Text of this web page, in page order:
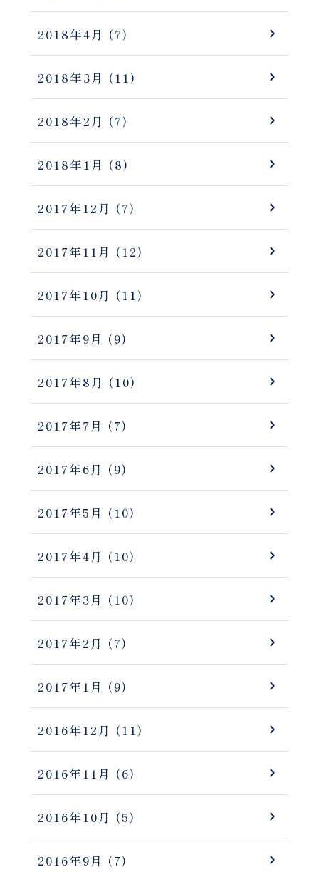
2018年4月 (7)
2018年3月 (11)
2018年2月 (7)
2018年1月 (8)
2017年12月 (7)
2017年11月 (12)
2017年10月 (11)
2017年9月 (9)
2017年8月 (10)
2017年7月 (7)
2017年6月 (9)
2017年5月 (10)
2017年4月 (10)
2017年3月 (10)
2017年2月 (7)
2017年1月 (9)
2016年12月 (11)
2016年11月 (6)
2016年10月 (5)
2016年9月 (7)